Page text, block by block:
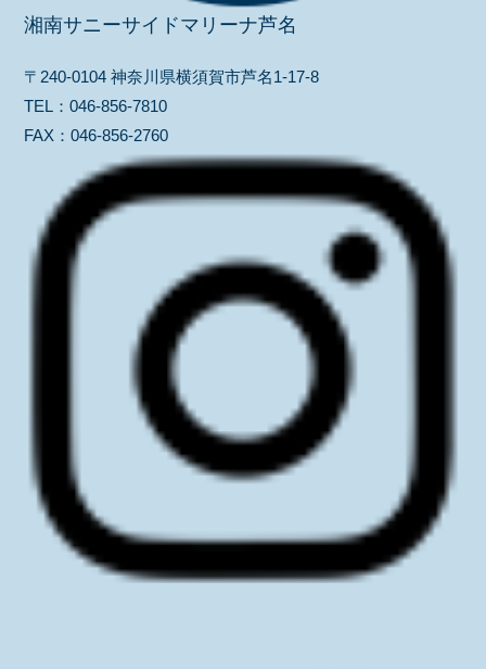
湘南サニーサイドマリーナ芦名
〒240-0104 神奈川県横須賀市芦名1-17-8
TEL：046-856-7810
FAX：046-856-2760